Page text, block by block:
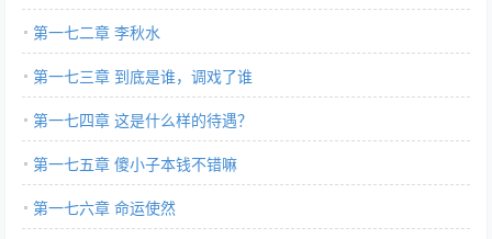
第一七二章 李秋水
第一七三章 到底是谁，调戏了谁
第一七四章 这是什么样的待遇？
第一七五章 傻小子本钱不错嘛
第一七六章 命运使然